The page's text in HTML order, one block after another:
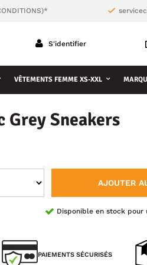
S'identifier
VÊTEMENTS FEMME XS-XXL
Grey Sneakers
AJOUTER
Disponible en stock pour
PAIEMENTS SÉCURISÉS